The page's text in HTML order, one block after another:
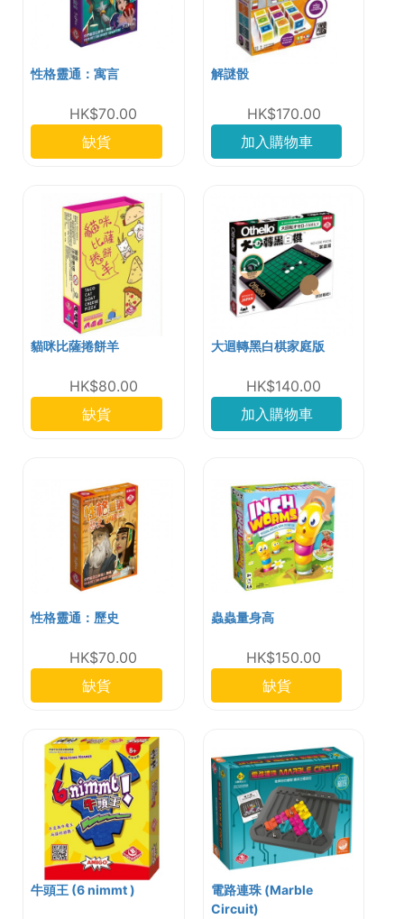
性格靈通：寓言
HK$70.00
缺貨
解謎骰
HK$170.00
加入購物車
貓咪比薩捲餅羊
HK$80.00
缺貨
大迴轉黑白棋家庭版
HK$140.00
加入購物車
性格靈通：歷史
HK$70.00
缺貨
蟲蟲量身高
HK$150.00
缺貨
牛頭王 (6 nimmt )
電路連珠 (Marble
Circuit)